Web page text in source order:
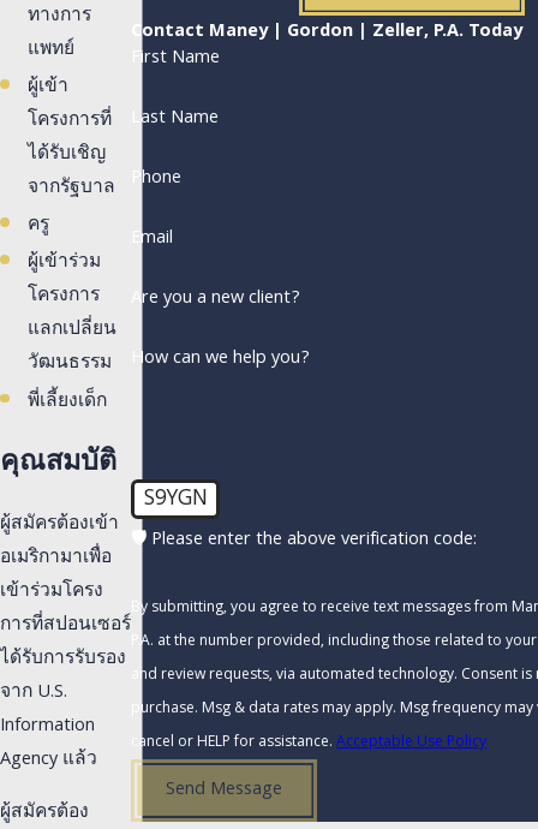
ทางการ
แพทย์
ผู้เข้า
โครงการที่
ได้รับเชิญ
จากรัฐบาล
ครู
ผู้เข้าร่วม
โครงการ
แลกเปลี่ยน
วัฒนธรรม
พี่เลี้ยงเด็ก
คุณสมบัติ
ผู้สมัครต้องเข้า
อเมริกามาเพื่อ
เข้าร่วมโครง
การที่สปอนเซอร์
ได้รับการรับรอง
จาก U.S.
Information
Agency แล้ว
ผู้สมัครต้อง
Contact Maney | Gordon | Zeller, P.A. Today
First Name
Last Name
Phone
Email
Are you a new client?
How can we help you?
S9YGN
🛡️ Please enter the above verification code:
By submitting, you agree to receive text messages from
P.A. at the number provided, including those related to
and review requests, via automated technology. Consent is not a condition of
purchase. Msg & data rates may apply. Msg frequency may
cancel or HELP for assistance.Acceptable Use Policy
Send Message